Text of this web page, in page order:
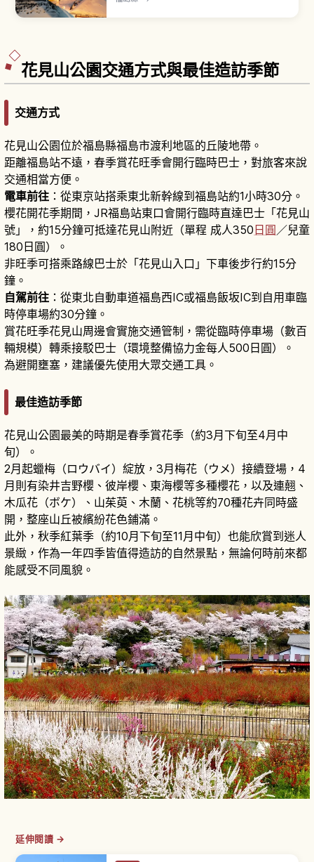
街道宿場町整備。1981年（昭和56年）選定「國選
定重要傳統的建造物群保存地區」。寄棟造茅草屋
花見山公園交通方式與最佳造訪季節
交通方式
花見山公園位於福島縣福島市渡利地區的丘陵地帶。
距離福島站不遠，春季賞花旺季會開行臨時巴士，對旅客來說
交通相當方便。
電車前往 ：從東京站搭乘東北新幹線到福島站約1小時30分。
櫻花開花季期間，JR福島站東口會開行臨時直達巴士「花見山
號」，約15分鐘可抵達花見山附近（單程 成人350 日圓 ／兒童
180日圓）。
非旺季可搭乘路線巴士於「花見山入口」下車後步行約15分
鐘。
自駕前往 ：從東北自動車道福島西IC或福島飯坂IC到自用車臨
時停車場約30分鐘。
賞花旺季花見山周邊會實施交通管制，需從臨時停車場（數百
輛規模）轉乘接駁巴士（環境整備協力金每人500日圓）。
為避開壅塞，建議優先使用大眾交通工具。
最佳造訪季節
花見山公園最美的時期是春季賞花季（約3月下旬至4月中
旬）。
2月起蠟梅（ロウバイ）綻放，3月梅花（ウメ）接續登場，4
月則有染井吉野櫻、彼岸櫻、東海櫻等多種櫻花，以及連翹、
木瓜花（ボケ）、山茱萸、木蘭、花桃等約70種花卉同時盛
開，整座山丘被繽紛花色鋪滿。
此外，秋季紅葉季（約10月下旬至11月中旬）也能欣賞到迷人
景緻，作為一年四季皆值得造訪的自然景點，無論何時前來都
能感受不同風貌。
延伸閱讀 →